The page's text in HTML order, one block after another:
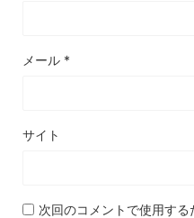
メール *
サイト
次回のコメントで使用す